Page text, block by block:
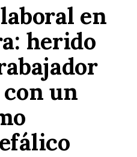
en
herido
con un